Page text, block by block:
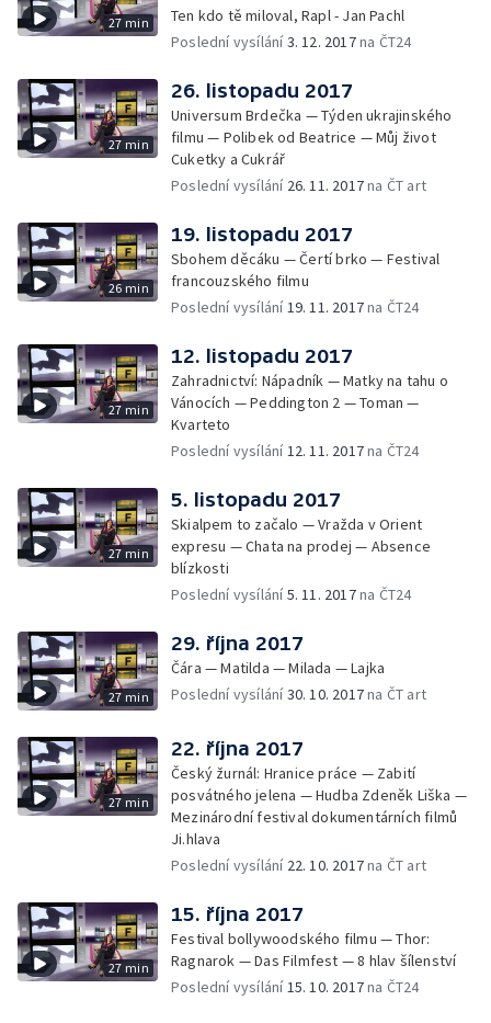
27 min
Ten kdo tě miloval, Rapl - Jan Pachl
Poslední vysílání3. 12. 2017na ČT24
27 min
26. listopadu 2017
Universum Brdečka — Týden ukrajinského
filmu — Polibek od Beatrice — Můj život
Cuketky a Cukrář
Poslední vysílání 26. 11. 2017na ČT art
26 min
19. listopadu 2017
Sbohem děcáku — Čertí brko — Festival
francouzského filmu
Poslední vysílání19. 11. 2017na ČT24
27 min
12. listopadu 2017
Zahradnictví: Nápadník — Matky na tahu o
Vánocích — Peddington 2 — Toman —
Kvarteto
Poslední vysílání12. 11. 2017na ČT24
27 min
5. listopadu 2017
Skialpem to začalo — Vražda v Orient
expresu — Chata na prodej — Absence
blízkosti
Poslední vysílání5. 11. 2017na ČT24
27 min
29. října 2017
Čára — Matilda — Milada — Lajka
Poslední vysílání30. 10. 2017na ČT art
27 min
22. října 2017
Český žurnál: Hranice práce — Zabití
posvátného jelena — Hudba Zdeněk Liška —
Mezinárodní festival dokumentárních filmů
Ji.hlava
Poslední vysílání 22. 10. 2017na ČT art
27 min
15. října 2017
Festival bollywoodského filmu — Thor:
Ragnarok — Das Filmfest — 8 hlav šílenství
Poslední vysílání15. 10. 2017na ČT24